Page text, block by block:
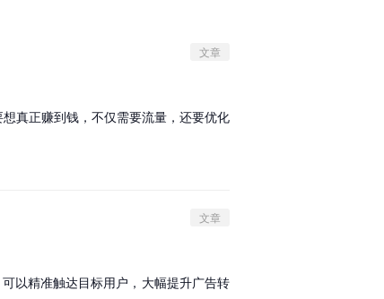
文章
真正赚到钱，不仅需要流量，还要优化
文章
以精准触达目标用户，大幅提升广告转